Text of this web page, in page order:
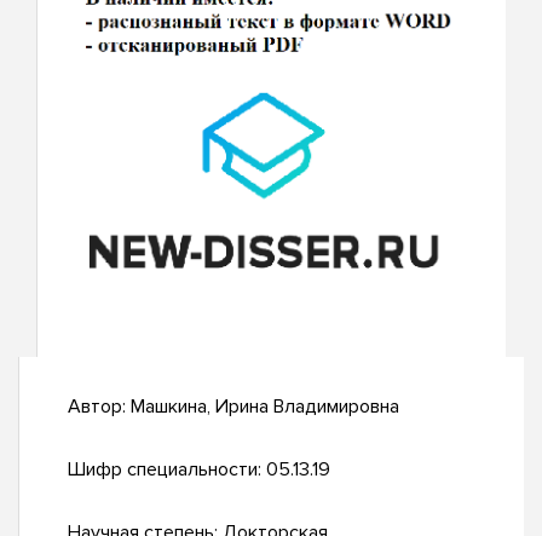
Автор: Машкина, Ирина Владимировна
Шифр специальности: 05.13.19